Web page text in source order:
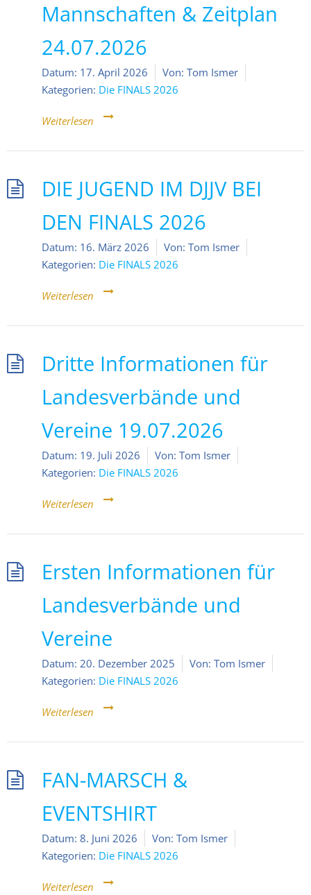
Mannschaften & Zeitplan
24.07.2026
Datum: 17. April 2026 Von: Tom Ismer
Kategorien: Die FINALS 2026
Weiterlesen
DIE JUGEND IM DJJV BEI
DEN FINALS 2026
Datum: 16. März 2026 Von: Tom Ismer
Kategorien: Die FINALS 2026
Weiterlesen
Dritte Informationen für
Landesverbände und
Vereine 19.07.2026
Datum: 19. Juli 2026 Von: Tom Ismer
Kategorien: Die FINALS 2026
Weiterlesen
Ersten Informationen für
Landesverbände und
Vereine
Datum: 20. Dezember 2025 Von: Tom Ismer
Kategorien: Die FINALS 2026
Weiterlesen
FAN-MARSCH &
EVENTSHIRT
Datum: 8. Juni 2026 Von: Tom Ismer
Kategorien: Die FINALS 2026
Weiterlesen